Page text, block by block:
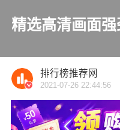
精选高清画面

排行榜推荐网
2021-07-26 22:44:56